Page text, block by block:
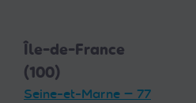
Île-de-France
(100)
Seine-et-Marne — 77